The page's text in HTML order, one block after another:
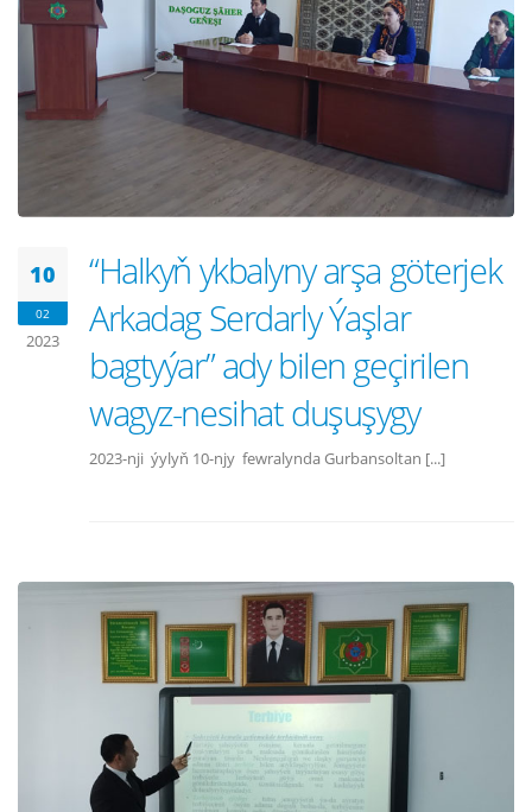
10
02
2023
“Halkyň ykbalyny arşa göterjek
Arkadag Serdarly Ýaşlar
bagtyýar” ady bilen geçirilen
wagyz-nesihat duşuşygy
2023-nji ýylyň 10-njy fewralynda Gurbansoltan [...]